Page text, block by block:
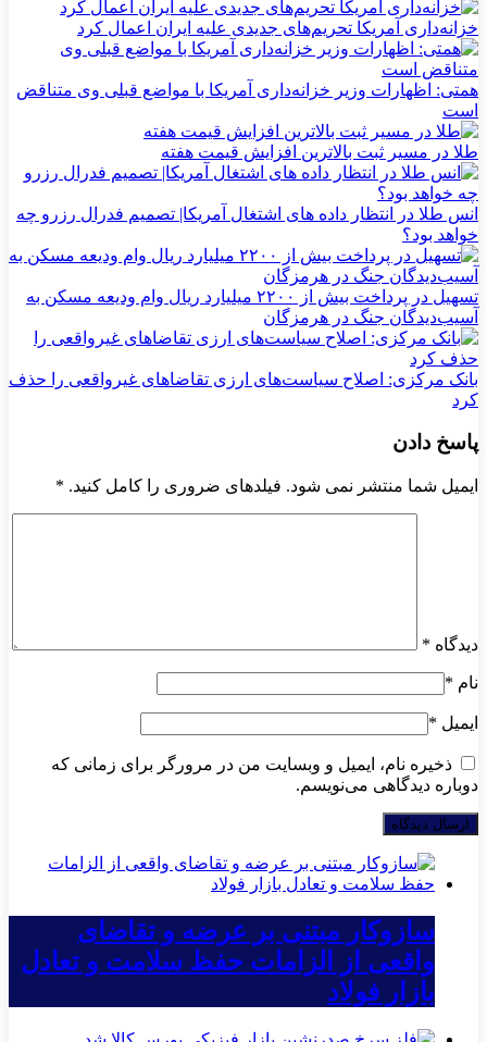
خزانه‌داری آمریکا تحریم‌های جدیدی علیه ایران اعمال کرد
همتی: اظهارات وزیر خزانه‌داری آمریکا با مواضع قبلی وی متناقض
است
طلا در مسیر ثبت بالاترین افزایش قیمت هفته
انس طلا در انتظار داده های اشتغال آمریکا| تصمیم فدرال رزرو چه
خواهد بود؟
تسهیل در پرداخت بیش از ۲۲۰۰ میلیارد ریال وام ودیعه مسکن به
آسیب‌دیدگان جنگ در هرمزگان
بانک مرکزی: اصلاح سیاست‌های ارزی تقاضاهای غیرواقعی را حذف
کرد
پاسخ دادن
ایمیل شما منتشر نمی شود. فیلدهای ضروری را کامل کنید. *
دیدگاه *
نام *
ایمیل *
ذخیره نام، ایمیل و وبسایت من در مرورگر برای زمانی که
دوباره دیدگاهی می‌نویسم.
سازوکار مبتنی بر عرضه و تقاضای
واقعی از الزامات حفظ سلامت و تعادل
بازار فولاد